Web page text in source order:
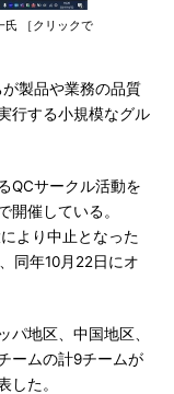
氏 ［クリックで
製品や業務の品質
行する小規模なグル
QCサークル活動を
開催している。
より中止となった
同年10月22日にオ
地区、中国地区、
ームの計9チームが
した。